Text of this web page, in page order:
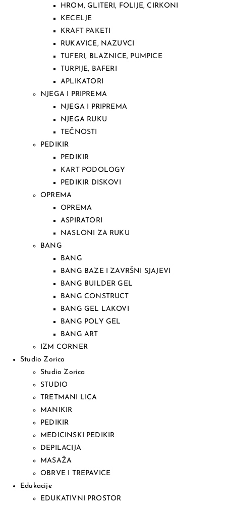
HROM, GLITERI, FOLIJE, CIRKONI
KECELJE
KRAFT PAKETI
RUKAVICE, NAZUVCI
TUFERI, BLAZNICE, PUMPICE
TURPIJE, BAFERI
APLIKATORI
NJEGA I PRIPREMA
NJEGA I PRIPREMA
NJEGA RUKU
TEČNOSTI
PEDIKIR
PEDIKIR
KART PODOLOGY
PEDIKIR DISKOVI
OPREMA
OPREMA
ASPIRATORI
NASLONI ZA RUKU
BANG
BANG
BANG BAZE I ZAVRŠNI SJAJEVI
BANG BUILDER GEL
BANG CONSTRUCT
BANG GEL LAKOVI
BANG POLY GEL
BANG ART
IZM CORNER
Studio Zorica
Studio Zorica
STUDIO
TRETMANI LICA
MANIKIR
PEDIKIR
MEDICINSKI PEDIKIR
DEPILACIJA
MASAŽA
OBRVE I TREPAVICE
Edukacije
EDUKATIVNI PROSTOR